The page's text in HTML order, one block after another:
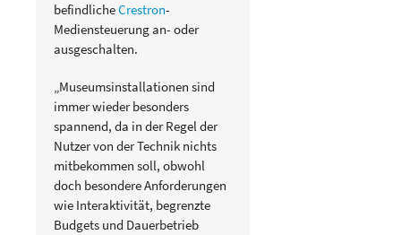
befindlicheCrestron-
Mediensteuerung an- oder
ausgeschalten.
„Museumsinstallationen sind
immer wieder besonders
spannend, da in der Regel der
Nutzer von der Technik nichts
mitbekommen soll, obwohl
doch besondere Anforderungen
wie Interaktivität, begrenzte
Budgets und Dauerbetrieb